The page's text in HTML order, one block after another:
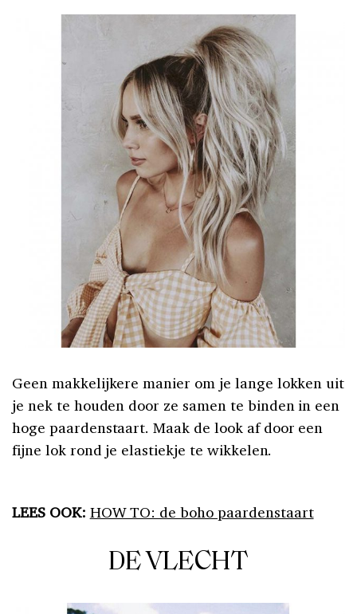
Geen makkelijkere manier om je lange lokken uit
je nek te houden door ze samen te binden in een
hoge paardenstaart. Maak de look af door een
fijne lok rond je elastiekje te wikkelen.
LEES OOK: HOW TO: de boho paardenstaart
DE VLECHT